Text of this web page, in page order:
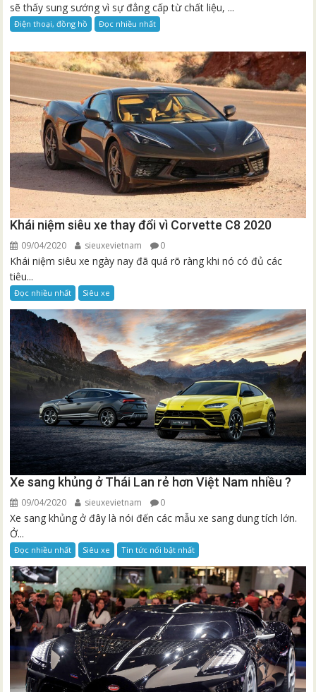
sẽ thấy sung sướng vì sự đẳng cấp từ chất liệu, ...
Điện thoại, đồng hồ Đọc nhiều nhất
Khái niệm siêu xe thay đổi vì Corvette C8 2020
09/04/2020 sieuxevietnam 0
Khái niệm siêu xe ngày nay đã quá rõ ràng khi nó có đủ các
tiêu...
Đọc nhiều nhất Siêu xe
Xe sang khủng ở Thái Lan rẻ hơn Việt Nam nhiều ?
09/04/2020 sieuxevietnam 0
Xe sang khủng ở đây là nói đến các mẫu xe sang dung tích lớn.
Ở...
Đọc nhiều nhất Siêu xe Tin tức nổi bật nhất